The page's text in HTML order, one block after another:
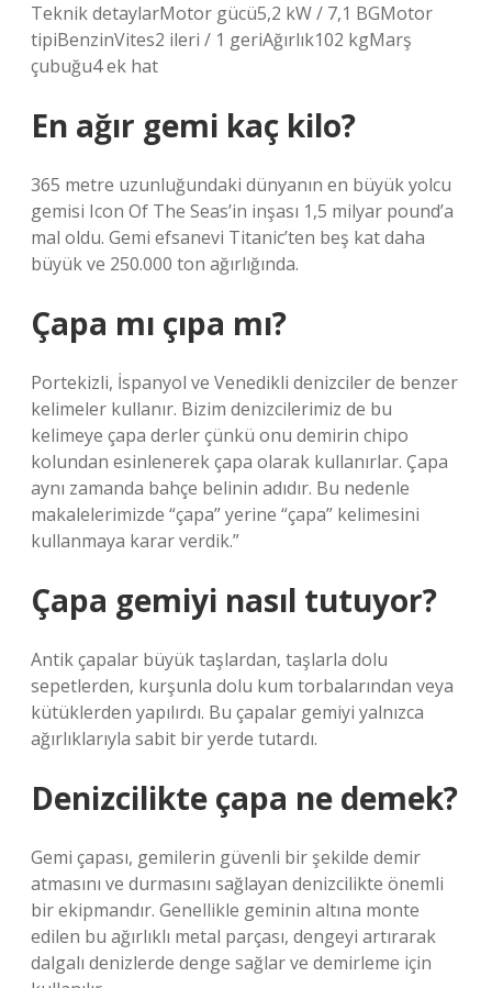
Teknik detaylarMotor gücü5,2 kW / 7,1 BGMotor
tipiBenzinVites2 ileri / 1 geriAğırlık102 kgMarş
çubuğu4 ek hat
En ağır gemi kaç kilo?
365 metre uzunluğundaki dünyanın en büyük yolcu
gemisi Icon Of The Seas’in inşası 1,5 milyar pound’a
mal oldu. Gemi efsanevi Titanic’ten beş kat daha
büyük ve 250.000 ton ağırlığında.
Çapa mı çıpa mı?
Portekizli, İspanyol ve Venedikli denizciler de benzer
kelimeler kullanır. Bizim denizcilerimiz de bu
kelimeye çapa derler çünkü onu demirin chipo
kolundan esinlenerek çapa olarak kullanırlar. Çapa
aynı zamanda bahçe belinin adıdır. Bu nedenle
makalelerimizde “çapa” yerine “çapa” kelimesini
kullanmaya karar verdik.”
Çapa gemiyi nasıl tutuyor?
Antik çapalar büyük taşlardan, taşlarla dolu
sepetlerden, kurşunla dolu kum torbalarından veya
kütüklerden yapılırdı. Bu çapalar gemiyi yalnızca
ağırlıklarıyla sabit bir yerde tutardı.
Denizcilikte çapa ne demek?
Gemi çapası, gemilerin güvenli bir şekilde demir
atmasını ve durmasını sağlayan denizcilikte önemli
bir ekipmandır. Genellikle geminin altına monte
edilen bu ağırlıklı metal parçası, dengeyi artırarak
dalgalı denizlerde denge sağlar ve demirleme için